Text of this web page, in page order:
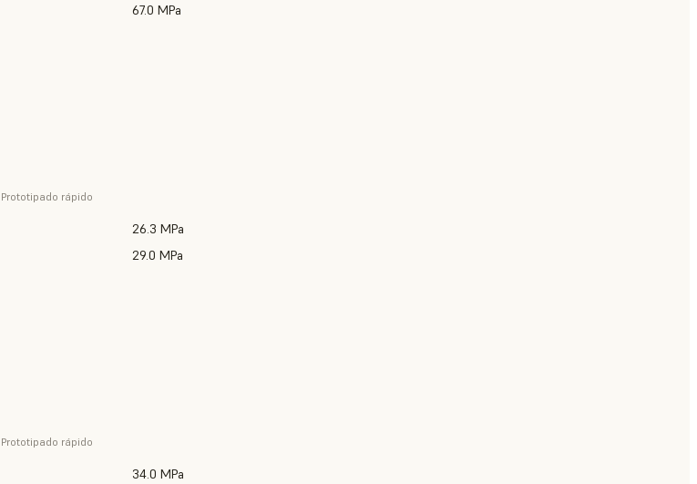
67.0 MPa
rápido
26.3 MPa
29.0 MPa
rápido
34.0 MPa